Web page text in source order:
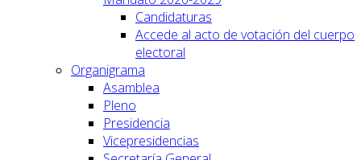
Candidaturas
Accede al acto de votación del cuerpo
electoral
Organigrama
Asamblea
Pleno
Presidencia
Vicepresidencias